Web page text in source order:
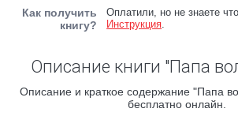
Как получить
книгу?
Оплатили, но не знаете
Инструкция.
Описание книги "Папа
Описание и краткое содержание "Папа
бесплатно онлайн.